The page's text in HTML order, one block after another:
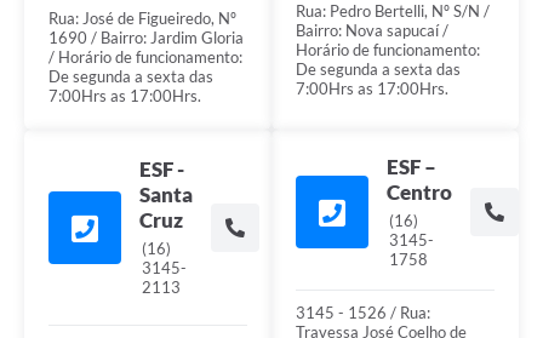
Rua: José de Figueiredo, Nº
1690 / Bairro: Jardim Gloria
/ Horário de funcionamento:
De segunda a sexta das
7:00Hrs as 17:00Hrs.
Rua: Pedro Bertelli, Nº S/N /
Bairro: Nova sapucaí /
Horário de funcionamento:
De segunda a sexta das
7:00Hrs as 17:00Hrs.
ESF -
Santa
Cruz
(16)
3145-
2113
ESF –
Centro
(16)
3145-
1758
3145 - 1526 / Rua:
Travessa José Coelho de